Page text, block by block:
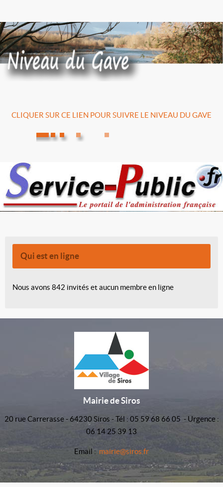
CLIQUER SUR CE LIEN POUR SUIVRE LE NIVEAU DU GAVE
Qui est en ligne
Nous avons 842 invités et aucun membre en ligne
Mairie de Siros
20 rue Carrerasse - 64230 Siros - Tél : 05 59 68 66 05 - Urgence :
06 14 25 39 13
Email : mairie@siros.fr